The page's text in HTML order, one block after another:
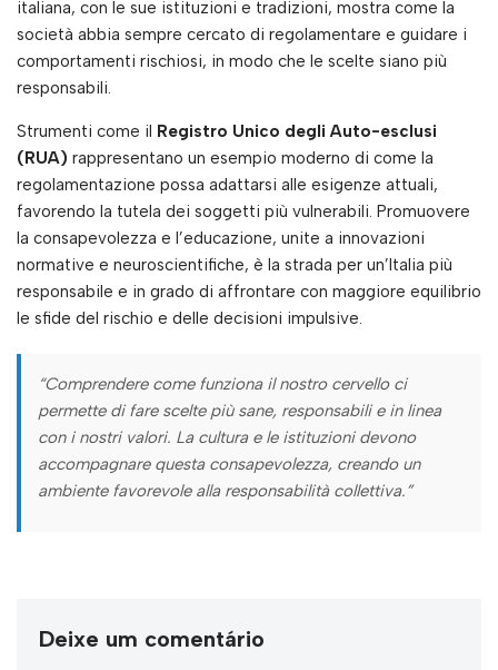
italiana, con le sue istituzioni e tradizioni, mostra come la
società abbia sempre cercato di regolamentare e guidare i
comportamenti rischiosi, in modo che le scelte siano più
responsabili.
Strumenti come il Registro Unico degli Auto-esclusi
(RUA) rappresentano un esempio moderno di come la
regolamentazione possa adattarsi alle esigenze attuali,
favorendo la tutela dei soggetti più vulnerabili. Promuovere
la consapevolezza e l’educazione, unite a innovazioni
normative e neuroscientifiche, è la strada per un’Italia più
responsabile e in grado di affrontare con maggiore equilibrio
le sfide del rischio e delle decisioni impulsive.
“Comprendere come funziona il nostro cervello ci
permette di fare scelte più sane, responsabili e in linea
con i nostri valori. La cultura e le istituzioni devono
accompagnare questa consapevolezza, creando un
ambiente favorevole alla responsabilità collettiva.”
Deixe um comentário